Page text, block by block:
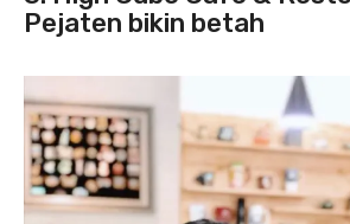
Pejaten bikin betah